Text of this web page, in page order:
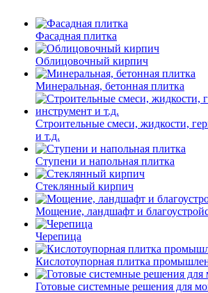
Фасадная плитка
Облицовочный кирпич
Минеральная, бетонная плитка
Строительные смеси, жидкости,
и т.д.
Ступени и напольная плитка
Cтеклянный кирпич
Мощение, ландшафт и
Черепица
Кислотоупорная плитка
Готовые системные решения для